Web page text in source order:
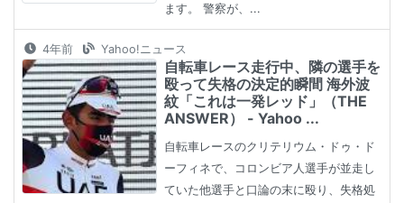
ます。 警察が、...
4年前 Yahoo!ニュース
自転車レース走行中、隣の選手を
殴って失格の決定的瞬間 海外波
紋「これは一発レッド」（THE
ANSWER） - Yahoo ...
自転車レースのクリテリウム・ドゥ・ド
ーフィネで、コロンビア人選手が並走し
ていた他選手と口論の末に殴り、失格処